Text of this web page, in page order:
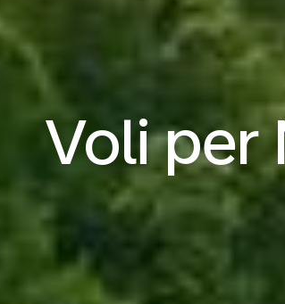
Voli per